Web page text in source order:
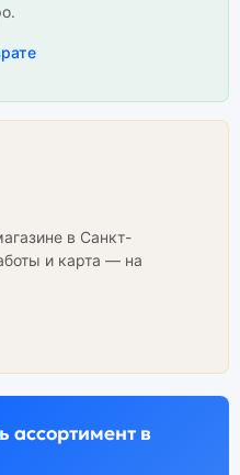
в Санкт-
и карта — на
ассортимент в